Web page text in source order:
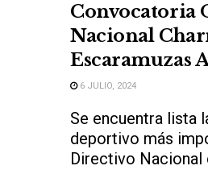
Convocatoria
Nacional
Escaramuzas
6 JULIO, 2024
Se encuentra lista
deportivo más
Directivo Nacional